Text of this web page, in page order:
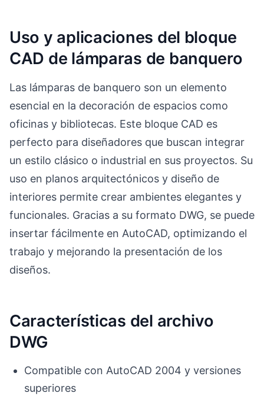
Uso y aplicaciones del bloque
CAD de lámparas de banquero
Las lámparas de banquero son un elemento
esencial en la decoración de espacios como
oficinas y bibliotecas. Este bloque CAD es
perfecto para diseñadores que buscan integrar
un estilo clásico o industrial en sus proyectos. Su
uso en planos arquitectónicos y diseño de
interiores permite crear ambientes elegantes y
funcionales. Gracias a su formato DWG, se puede
insertar fácilmente en AutoCAD, optimizando el
trabajo y mejorando la presentación de los
diseños.
Características del archivo
DWG
Compatible con AutoCAD 2004 y versiones
superiores